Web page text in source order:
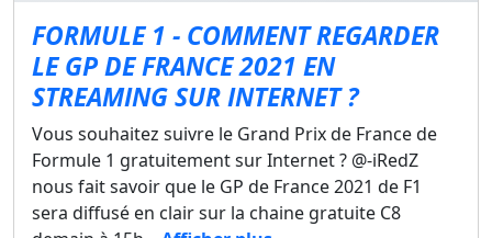
FORMULE 1 - COMMENT REGARDER
LE GP DE FRANCE 2021 EN
STREAMING SUR INTERNET ?
Vous souhaitez suivre le Grand Prix de France de
Formule 1 gratuitement sur Internet ? @-iRedZ
nous fait savoir que le GP de France 2021 de F1
sera diffusé en clair sur la chaine gratuite C8